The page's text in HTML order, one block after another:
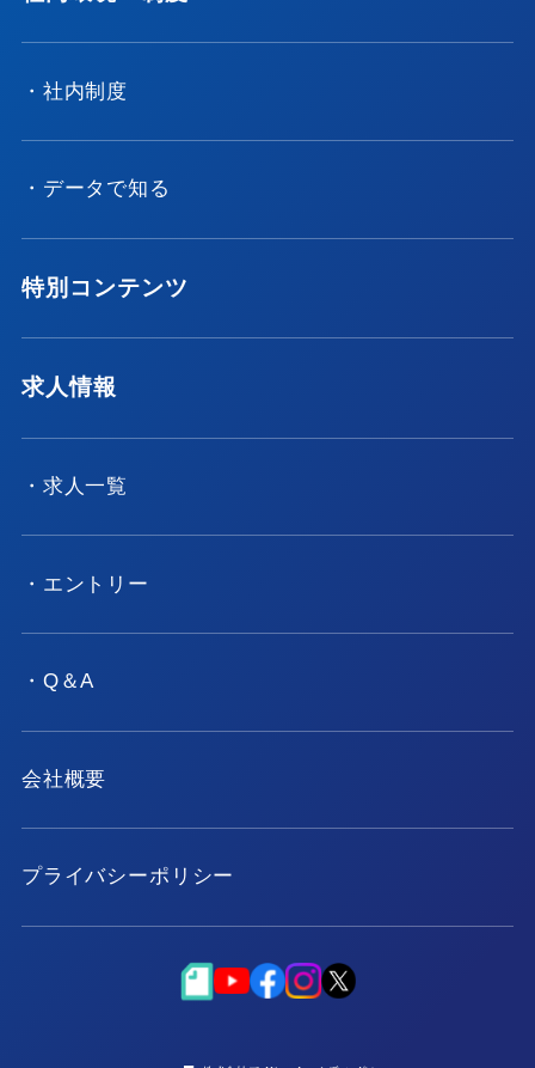
・社内制度
・データで知る
特別コンテンツ
求人情報
・求人一覧
・エントリー
・Q＆A
会社概要
プライバシーポリシー